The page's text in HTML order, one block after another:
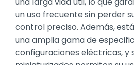
un uso frecuente sin perder
control preciso. Además,
una amplia gama de
configuraciones eléctricas, y